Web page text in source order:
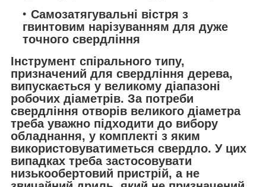
Самозатягувальні вістря з
гвинтовим нарізуванням для дуже
точного свердління
Інструмент спірального типу,
призначений для свердління дерева,
випускається у великому діапазоні
робочих діаметрів. За потреби
свердління отворів великого діаметра
треба уважно підходити до вибору
обладнання, у комплекті з яким
використовуватиметься свердло. У цих
випадках треба застосовувати
низькообертовий пристрій, а не